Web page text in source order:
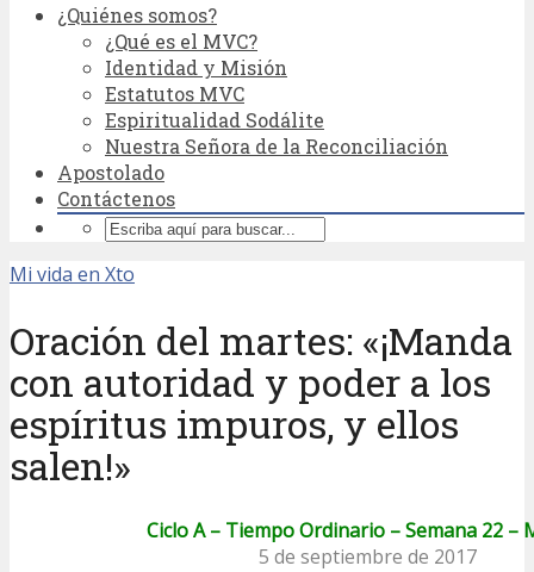
¿Quiénes somos?
¿Qué es el MVC?
Identidad y Misión
Estatutos MVC
Espiritualidad Sodálite
Nuestra Señora de la Reconciliación
Apostolado
Contáctenos
Mi vida en Xto
Oración del martes: «¡Manda
con autoridad y poder a los
espíritus impuros, y ellos
salen!»
Ciclo A – Tiempo Ordinario – Semana 22 –
5 de septiembre de 2017